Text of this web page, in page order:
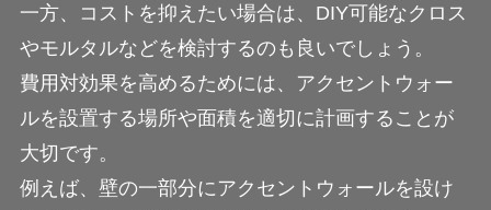
一方、コストを抑えたい場合は、DIY可能なクロス
やモルタルなどを検討するのも良いでしょう。
費用対効果を高めるためには、アクセントウォー
ルを設置する場所や面積を適切に計画することが
大切です。
例えば、壁の一部分にアクセントウォールを設け